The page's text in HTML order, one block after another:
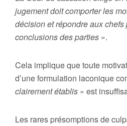
jugement doit comporter les
décision et répondre aux
conclusions des parties ».
Cela implique que toute
d’une formulation laconique
clairement établis » est
Les rares présomptions de